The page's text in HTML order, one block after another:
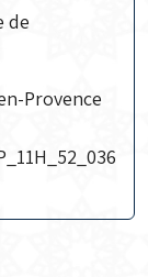
de
Provence